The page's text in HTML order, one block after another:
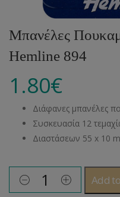
Μπανέλες
Hemline 894
1.80€
Διάφανες μπανέλες
Συσκευασία 12
Διαστάσεων 55 x 10
Add